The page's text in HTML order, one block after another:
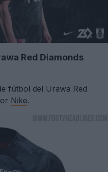
Red Diamonds
fútbol del Urawa Red
Nike.